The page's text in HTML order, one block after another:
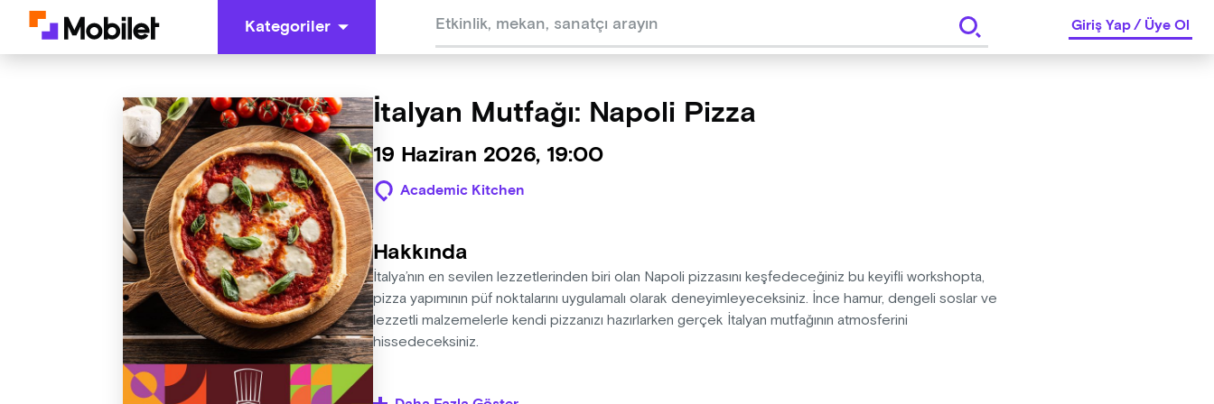
Kategoriler Giriş Yap/Üye Ol
İtalyan Mutfağı: Napoli Pizza
19 Haziran 2026, 19:00
Academic Kitchen
Hakkında
İtalya’nın en sevilen lezzetlerinden biri olan Napoli pizzasını keşfedeceğiniz bu keyifli workshopta,
pizza yapımının püf noktalarını uygulamalı olarak deneyimleyeceksiniz. İnce hamur, dengeli soslar ve
lezzetli malzemelerle kendi pizzanızı hazırlarken gerçek İtalyan mutfağının atmosferini
hissedeceksiniz.